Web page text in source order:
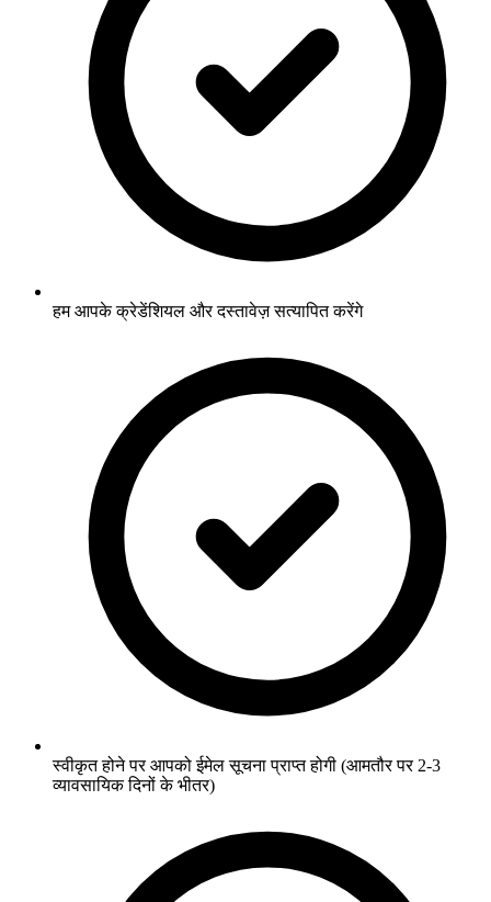
हम आपके क्रेडेंशियल और दस्तावेज़ सत्यापित करेंगे
स्वीकृत होने पर आपको ईमेल सूचना प्राप्त होगी (आमतौर पर 2-3
व्यावसायिक दिनों के भीतर)